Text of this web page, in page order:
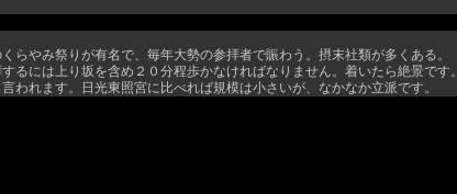
らやみ祭りが有名で、毎年大勢の参拝者で賑わう。摂末社類が多くある。
るには上り坂を含め２０分程歩かなければなりません。着いたら絶景です。
われます。日光東照宮に比べれば規模は小さいが、なかなか立派です。